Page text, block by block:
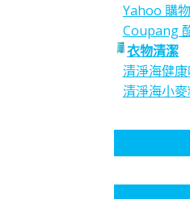
Yahoo 購
Coupang
衣物清潔
清淨海健
清淨海小